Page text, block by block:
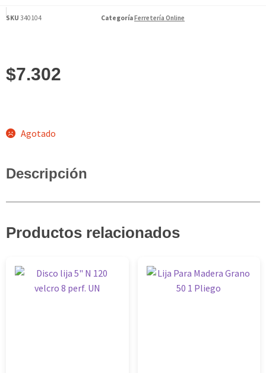
SKU 340104 CategoríaFerretería Online
$7.302
Agotado
Descripción
Productos relacionados